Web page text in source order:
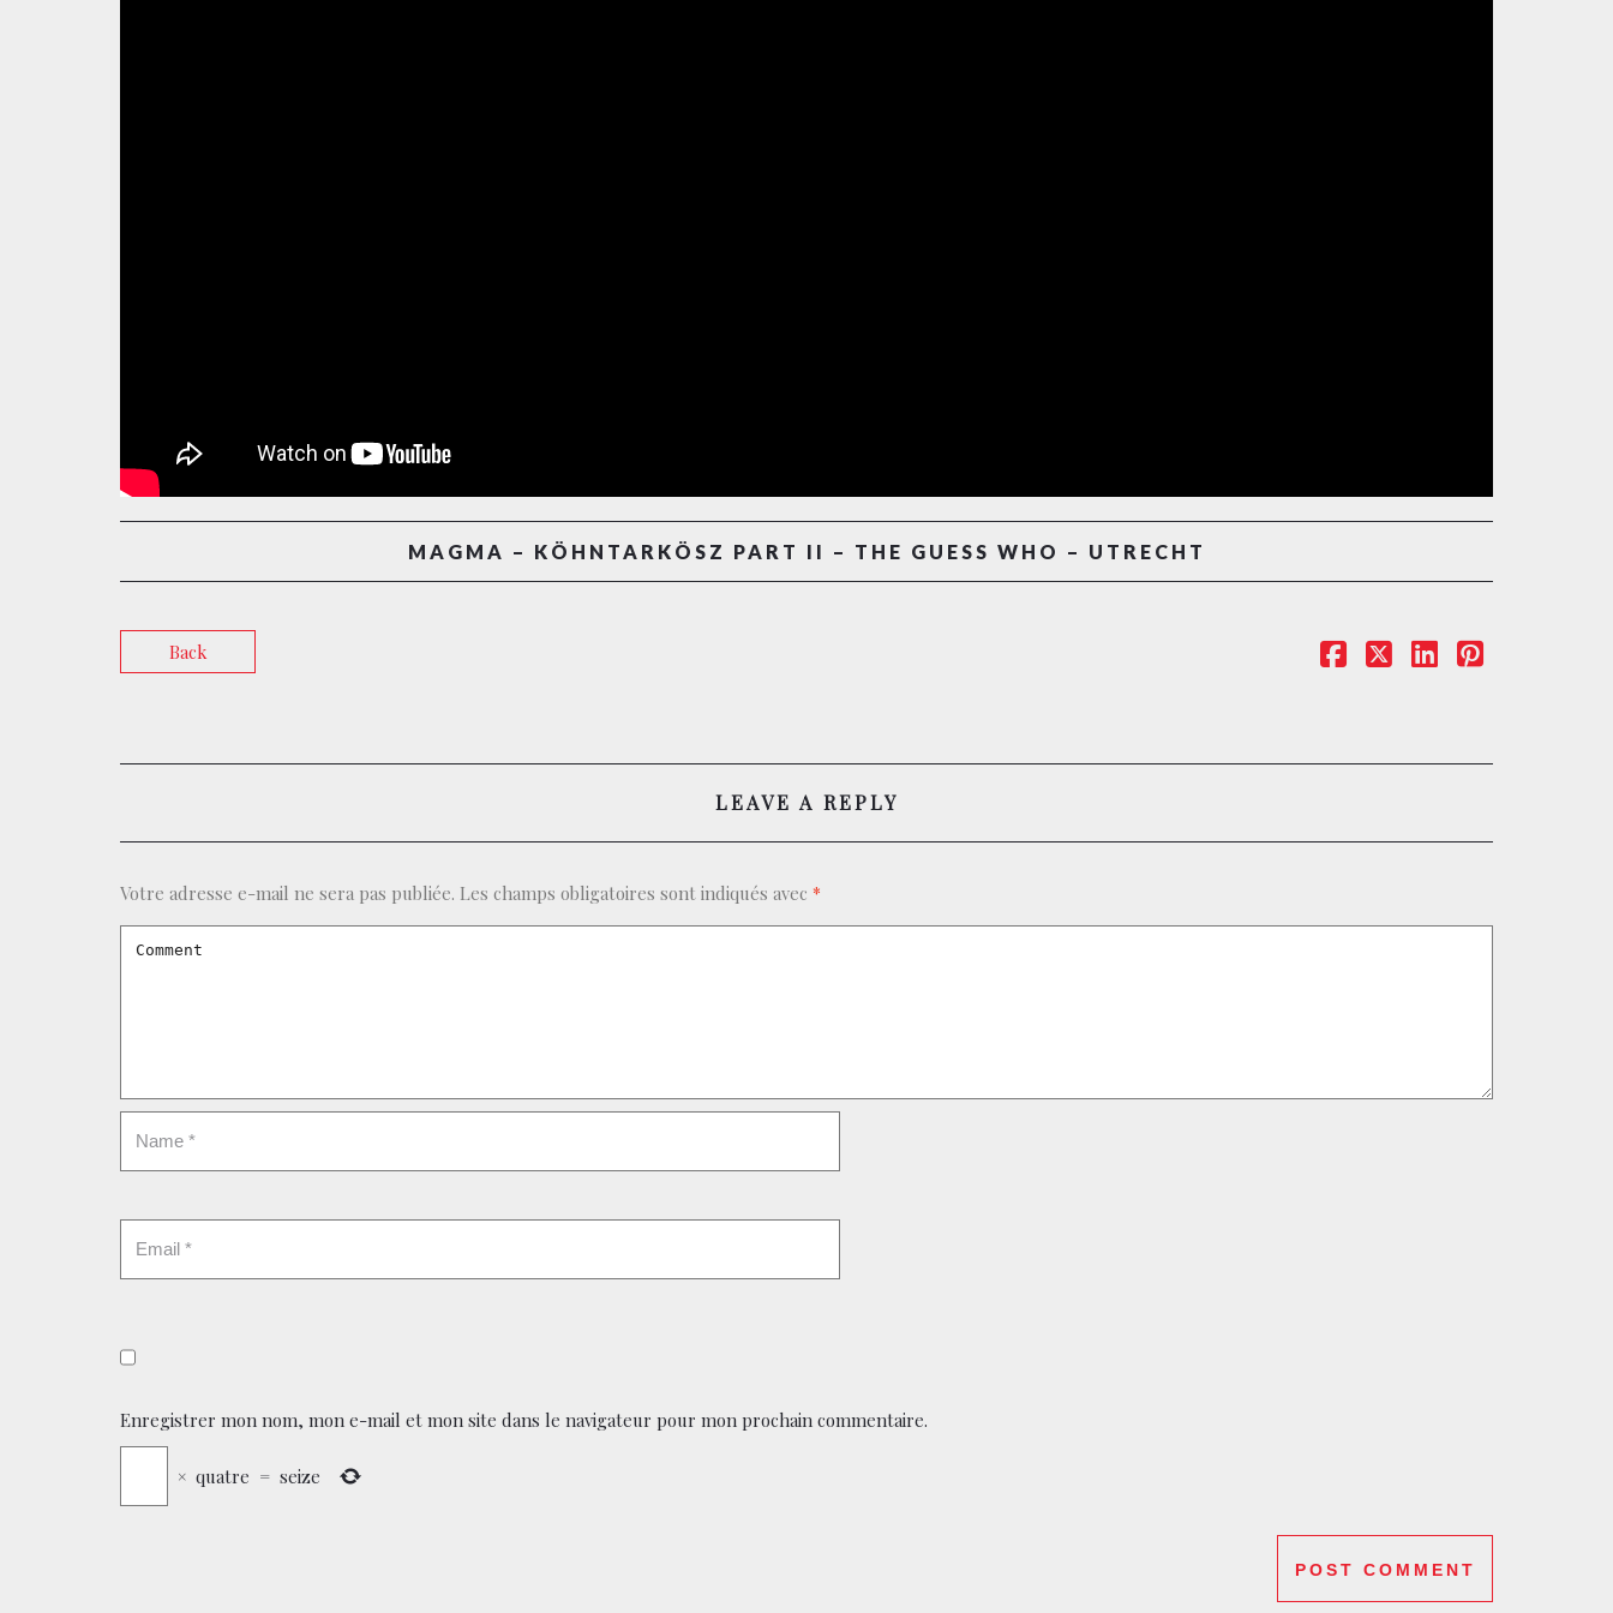
MAGMA – KÖHNTARKÖSZ PART II – THE GUESS WHO – UTRECHT
Back
LEAVE A REPLY
Votre adresse e-mail ne sera pas publiée. Les champs obligatoires sont indiqués avec *
Enregistrer mon nom, mon e-mail et mon site dans le navigateur pour mon prochain commentaire.
× quatre = seize